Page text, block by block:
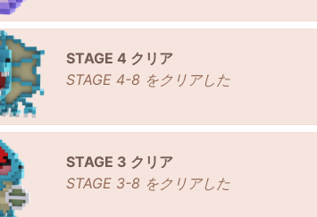
STAGE 4 クリア
STAGE 4-8 をクリアした
STAGE 3 クリア
STAGE 3-8 をクリアした